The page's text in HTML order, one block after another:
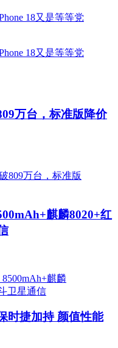
万台，标准版降价
麒麟8020+红
时捷加持 颜值性能